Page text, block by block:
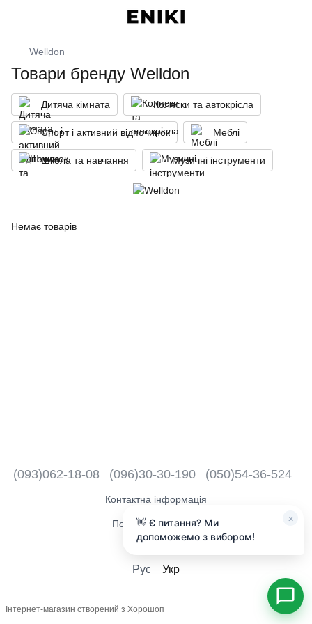
Welldon
Товари бренду Welldon
Дитяча кімната Коляски та автокрісла
Спорт і активний відпочинок Меблі
Школа та навчання Музичні інструменти
Немає товарів
(093)062-18-08 (096)30-30-190 (050)54-36-524
Контактна інформація
Повна версія сайту
Рус Укр
Інтернет-магазин створений з Хорошоп
×
👋 Є питання? Ми
допоможемо з вибором!